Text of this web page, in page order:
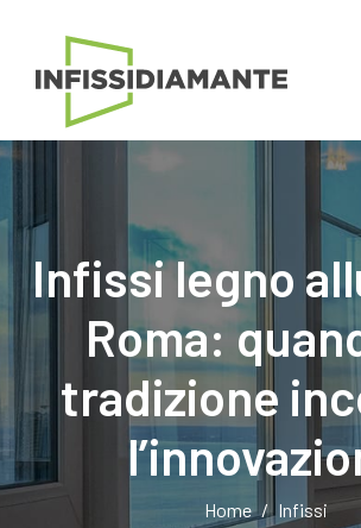
Infissi legno
Roma:
tradizione
Home
Infissi